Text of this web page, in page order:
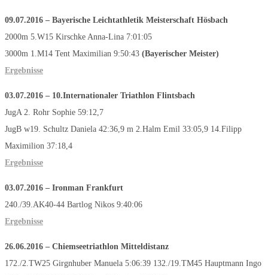
09.07.2016 – Bayerische Leichtathletik Meisterschaft Hösbach
2000m 5.W15 Kirschke Anna-Lina 7:01:05
3000m 1.M14 Tent Maximilian 9:50:43 (Bayerischer Meister)
Ergebnisse
03.07.2016 – 10.Internationaler Triathlon Flintsbach
JugA 2. Rohr Sophie 59:12,7
JugB w19. Schultz Daniela 42:36,9 m 2.Halm Emil 33:05,9 14.Filipp
Maximilion 37:18,4
Ergebnisse
03.07.2016 – Ironman Frankfurt
240./39.AK40-44 Bartlog Nikos 9:40:06
Ergebnisse
26.06.2016 – Chiemseetriathlon Mitteldistanz
172./2.TW25 Girgnhuber Manuela 5:06:39 132./19.TM45 Hauptmann Ingo